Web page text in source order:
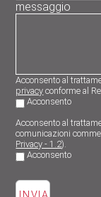
messaggio
Acconsento al
privacy conforme al
Acconsento
Acconsento al
comunicazioni
Privacy - 1.2).
Acconsento